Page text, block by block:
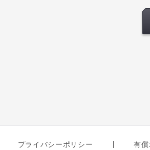
プライバシーポリシー 有